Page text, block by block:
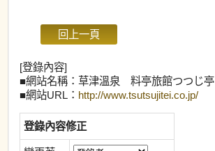
[登錄內容]
■網站名稱：草津溫泉 料亭旅館つつじ亭
■網站URL： http://www.tsutsujitei.co.jp/
登錄內容修正